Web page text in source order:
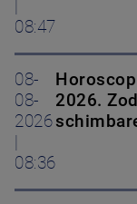
08:47
08-
08-
2026
08:36
2026.